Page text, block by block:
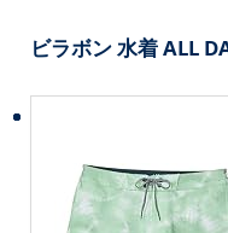
ビラボン 水着 ALL